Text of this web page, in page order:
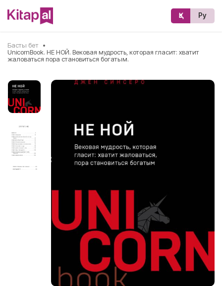
Қз Ру
Басты бет •
UnicornBook. НЕ НОЙ. Вековая мудрость, которая гласит: хватит
жаловаться пора становиться богатым.